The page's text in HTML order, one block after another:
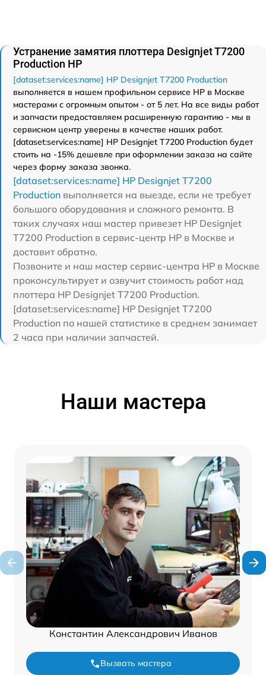
Устранение замятия плоттера Designjet T7200
Production HP
[dataset:services:name] HP Designjet T7200 Production
выполняется в нашем профильном сервисе HP в Москве
мастерами с огромным опытом - от 5 лет. На все виды работ
и запчасти предоставляем расширенную гарантию - мы в
сервисном центр уверены в качестве наших работ.
[dataset:services:name] HP Designjet T7200 Production будет
стоить на -15% дешевле при оформлении заказа на сайте
через форму заказа звонка.
[dataset:services:name] HP Designjet T7200
Production выполняется на выезде, если не требует
большого оборудования и сложного ремонта. В
таких случаях наш мастер привезет HP Designjet
T7200 Production в сервис-центр HP в Москве и
доставит обратно.
Позвоните и наш мастер сервис-центра HP в Москве
проконсультирует и озвучит стоимость работ над
плоттера HP Designjet T7200 Production.
[dataset:services:name] HP Designjet T7200
Production по нашей статистике в среднем занимает
2 часа при наличии запчастей.
Наши мастера
Константин Александрович Иванов
Вызвать мастера